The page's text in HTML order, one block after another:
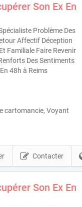
Son Ex En
Problème Des
Affectif Déception
Familiale Faire Revenir
Des Sentiments
48h à Reims
cartomancie, Voyant
Contacter
Son Ex En